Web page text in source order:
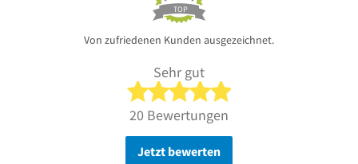
TOP
Von zufriedenen Kunden ausgezeichnet.
Sehr gut
5 von 5 Sternen
20 Bewertungen
Jetzt bewerten